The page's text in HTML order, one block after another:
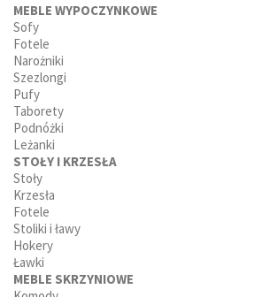
MEBLE WYPOCZYNKOWE
Sofy
Fotele
Narożniki
Szezlongi
Pufy
Taborety
Podnóżki
Leżanki
STOŁY I KRZESŁA
Stoły
Krzesła
Fotele
Stoliki i ławy
Hokery
Ławki
MEBLE SKRZYNIOWE